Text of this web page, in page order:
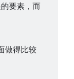
要素，而
做得比较